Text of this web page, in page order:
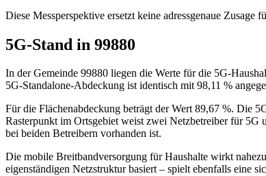
Diese Messperspektive ersetzt keine adressgenaue Zusage
5G-Stand in 99880
In der Gemeinde 99880 liegen die Werte für die 5G-
5G-Standalone‑Abdeckung ist identisch mit 98,11 %
Für die Flächenabdeckung beträgt der Wert 89,67 %. Die
Rasterpunkt im Ortsgebiet weist zwei Netzbetreiber für 5G
bei beiden Betreibern vorhanden ist.
Die mobile Breitbandversorgung für Haushalte wirkt
eigenständigen Netzstruktur basiert – spielt ebenfalls eine